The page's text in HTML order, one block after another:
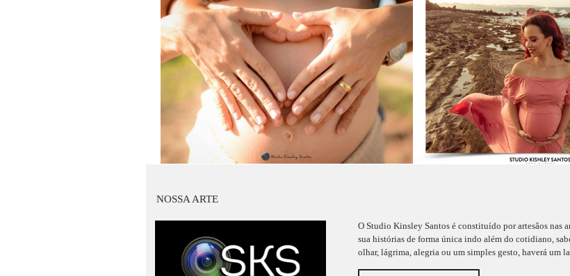
NOSSA ARTE
O Studio Kinsley Santos é constituído por artesãos nas
sua histórias de forma única indo além do cotidiano,
olhar, lágrima, alegria ou um simples gesto, haverá um